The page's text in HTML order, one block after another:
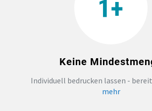
Keine
Individuell bedrucken lassen -
mehr